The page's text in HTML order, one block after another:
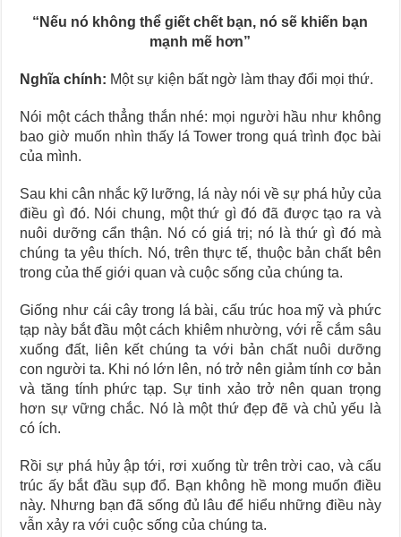
“Nếu nó không thể giết chết bạn, nó sẽ khiến bạn
mạnh mẽ hơn”
Nghĩa chính: Một sự kiện bất ngờ làm thay đổi mọi thứ.
Nói một cách thẳng thắn nhé: mọi người hầu như không
bao giờ muốn nhìn thấy lá Tower trong quá trình đọc bài
của mình.
Sau khi cân nhắc kỹ lưỡng, lá này nói về sự phá hủy của
điều gì đó. Nói chung, một thứ gì đó đã được tạo ra và
nuôi dưỡng cẩn thận. Nó có giá trị; nó là thứ gì đó mà
chúng ta yêu thích. Nó, trên thực tế, thuộc bản chất bên
trong của thế giới quan và cuộc sống của chúng ta.
Giống như cái cây trong lá bài, cấu trúc hoa mỹ và phức
tạp này bắt đầu một cách khiêm nhường, với rễ cắm sâu
xuống đất, liên kết chúng ta với bản chất nuôi dưỡng
con người ta. Khi nó lớn lên, nó trở nên giảm tính cơ bản
và tăng tính phức tạp. Sự tinh xảo trở nên quan trọng
hơn sự vững chắc. Nó là một thứ đẹp đẽ và chủ yếu là
có ích.
Rồi sự phá hủy ập tới, rơi xuống từ trên trời cao, và cấu
trúc ấy bắt đầu sụp đổ. Bạn không hề mong muốn điều
này. Nhưng bạn đã sống đủ lâu để hiểu những điều này
vẫn xảy ra với cuộc sống của chúng ta.